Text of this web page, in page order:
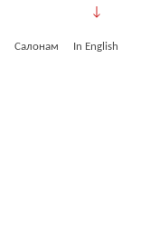
Салонам In English